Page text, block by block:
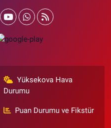
Yüksekova Hava
Durumu
Puan Durumu ve Fikstür